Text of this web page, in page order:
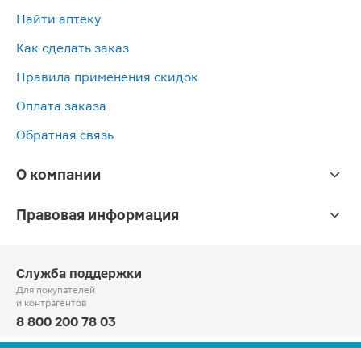
Найти аптеку
Как сделать заказ
Правила применения скидок
Оплата заказа
Обратная связь
О компании
Правовая информация
Служба поддержки
Для покупателей
и контрагентов
8 800 200 78 03